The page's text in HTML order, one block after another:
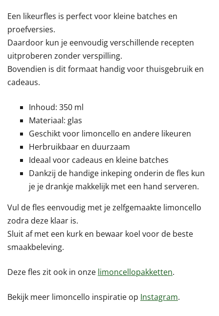
Een likeurfles is perfect voor kleine batches en
proefversies.
Daardoor kun je eenvoudig verschillende recepten
uitproberen zonder verspilling.
Bovendien is dit formaat handig voor thuisgebruik en
cadeaus.
Inhoud: 350 ml
Materiaal: glas
Geschikt voor limoncello en andere likeuren
Herbruikbaar en duurzaam
Ideaal voor cadeaus en kleine batches
Dankzij de handige inkeping onderin de fles kun
je je drankje makkelijk met een hand serveren.
Vul de fles eenvoudig met je zelfgemaakte limoncello
zodra deze klaar is.
Sluit af met een kurk en bewaar koel voor de beste
smaakbeleving.
Deze fles zit ook in onze limoncellopakketten.
Bekijk meer limoncello inspiratie op Instagram.